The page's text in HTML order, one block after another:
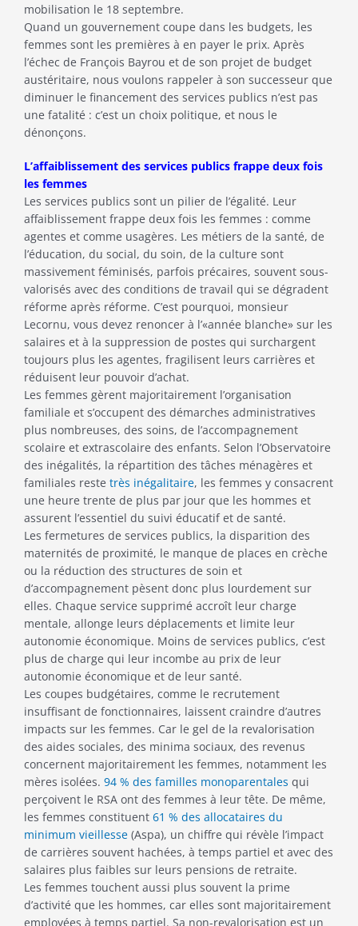
mobilisation le 18 septembre.
Quand un gouvernement coupe dans les budgets, les
femmes sont les premières à en payer le prix. Après
l’échec de François Bayrou et de son projet de budget
austéritaire, nous voulons rappeler à son successeur que
diminuer le financement des services publics n’est pas
une fatalité : c’est un choix politique, et nous le
dénonçons.
L’affaiblissement des services publics frappe deux fois
les femmes
Les services publics sont un pilier de l’égalité. Leur
affaiblissement frappe deux fois les femmes : comme
agentes et comme usagères. Les métiers de la santé, de
l’éducation, du social, du soin, de la culture sont
massivement féminisés, parfois précaires, souvent sous-
valorisés avec des conditions de travail qui se dégradent
réforme après réforme. C’est pourquoi, monsieur
Lecornu, vous devez renoncer à l’«année blanche» sur les
salaires et à la suppression de postes qui surchargent
toujours plus les agentes, fragilisent leurs carrières et
réduisent leur pouvoir d’achat.
Les femmes gèrent majoritairement l’organisation
familiale et s’occupent des démarches administratives
plus nombreuses, des soins, de l’accompagnement
scolaire et extrascolaire des enfants. Selon l’Observatoire
des inégalités, la répartition des tâches ménagères et
familiales reste très inégalitaire, les femmes y consacrent
une heure trente de plus par jour que les hommes et
assurent l’essentiel du suivi éducatif et de santé.
Les fermetures de services publics, la disparition des
maternités de proximité, le manque de places en crèche
ou la réduction des structures de soin et
d’accompagnement pèsent donc plus lourdement sur
elles. Chaque service supprimé accroît leur charge
mentale, allonge leurs déplacements et limite leur
autonomie économique. Moins de services publics, c’est
plus de charge qui leur incombe au prix de leur
autonomie économique et de leur santé.
Les coupes budgétaires, comme le recrutement
insuffisant de fonctionnaires, laissent craindre d’autres
impacts sur les femmes. Car le gel de la revalorisation
des aides sociales, des minima sociaux, des revenus
concernent majoritairement les femmes, notamment les
mères isolées. 94 % des familles monoparentales qui
perçoivent le RSA ont des femmes à leur tête. De même,
les femmes constituent 61 % des allocataires du
minimum vieillesse (Aspa), un chiffre qui révèle l’impact
de carrières souvent hachées, à temps partiel et avec des
salaires plus faibles sur leurs pensions de retraite.
Les femmes touchent aussi plus souvent la prime
d’activité que les hommes, car elles sont majoritairement
employées à temps partiel. Sa non-revalorisation est un